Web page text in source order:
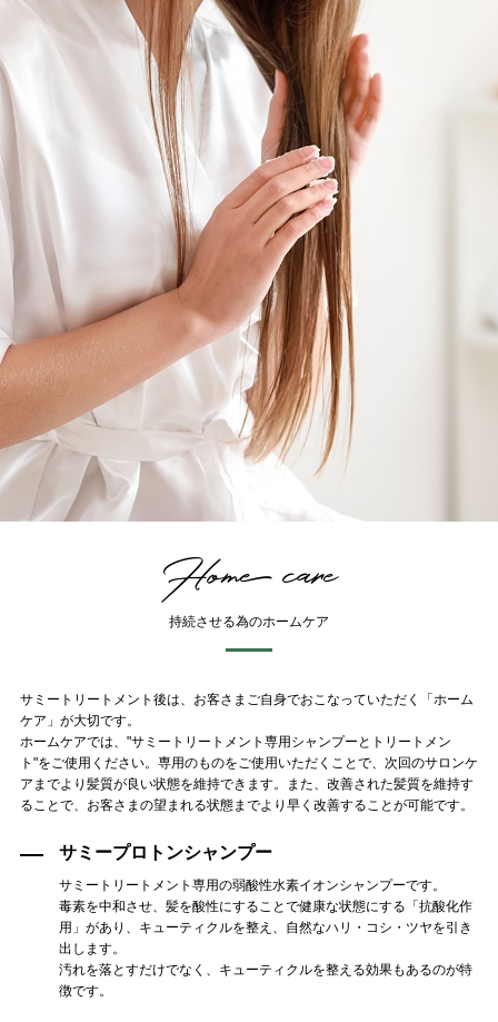
Home care
持続させる為のホームケア
サミートリートメント後は、お客さまご自身でおこなっていただく「ホーム
ケア」が大切です。
ホームケアでは、"サミートリートメント専用シャンプーとトリートメン
ト"をご使用ください。専用のものをご使用いただくことで、次回のサロンケ
アまでより髪質が良い状態を維持できます。また、改善された髪質を維持す
ることで、お客さまの望まれる状態までより早く改善することが可能です。
サミープロトンシャンプー
サミートリートメント専用の弱酸性水素イオンシャンプーです。
毒素を中和させ、髪を酸性にすることで健康な状態にする「抗酸化作
用」があり、キューティクルを整え、自然なハリ・コシ・ツヤを引き
出します。
汚れを落とすだけでなく、キューティクルを整える効果もあるのが特
徴です。